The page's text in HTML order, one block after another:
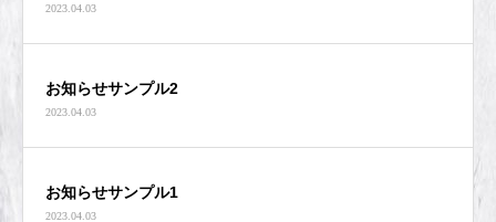
2023.04.03
お知らせサンプル2
2023.04.03
お知らせサンプル1
2023.04.03